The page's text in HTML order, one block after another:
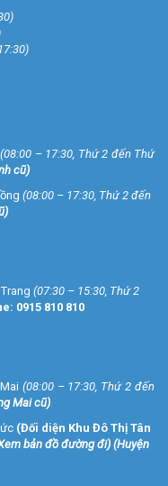
(08:00 – 17:30, Thứ 2 đến Thứ
cũ)
(08:00 – 17:30, Thứ 2 đến
(07:30 – 15:30, Thứ 2
0915 810 810
(08:00 – 17:30, Thứ 2 đến
Mai cũ)
(Đối diện Khu Đô Thị Tân
bản đồ đường đi) (Huyện